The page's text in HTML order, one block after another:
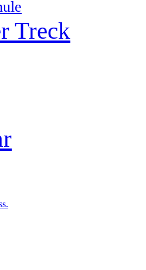
Treck